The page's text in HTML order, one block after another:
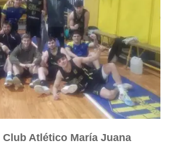
Club Atlético María Juana